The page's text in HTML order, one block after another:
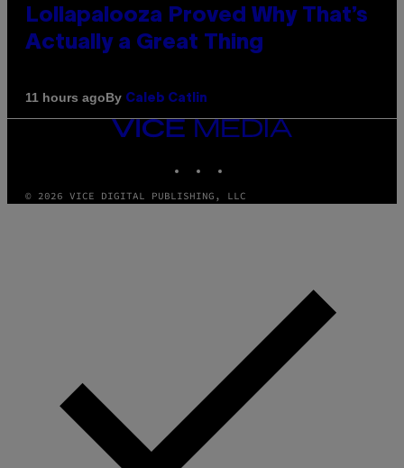
Lollapalooza Proved Why That’s
Actually a Great Thing
11 hours agoBy Caleb Catlin
VICE
MEDIA
© 2026 VICE DIGITAL PUBLISHING, LLC